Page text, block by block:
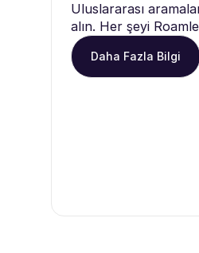
Uluslararası
alın. Her şeyi
Daha Fazla Bilgi